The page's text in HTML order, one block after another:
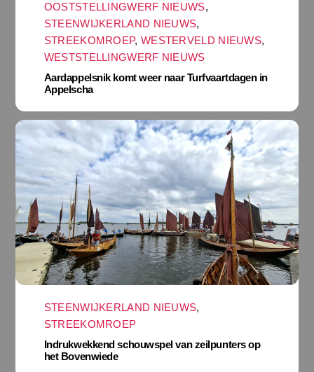
OOSTSTELLINGWERF NIEUWS,
STEENWIJKERLAND NIEUWS,
STREEKOMROEP, WESTERVELD NIEUWS,
WESTSTELLINGWERF NIEUWS
Aardappelsnik komt weer naar Turfvaartdagen in
Appelscha
STEENWIJKERLAND NIEUWS,
STREEKOMROEP
Indrukwekkend schouwspel van zeilpunters op
het Bovenwiede